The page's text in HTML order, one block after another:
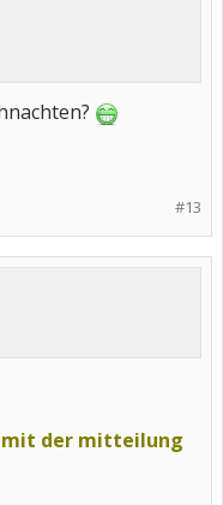
#13
mit der mitteilung